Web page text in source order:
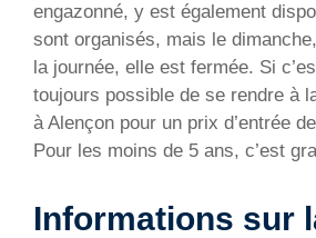
engazonné, y est également
sont organisés, mais le
la journée, elle est fermée. Si
toujours possible de se rendre à
à Alençon pour un prix d’entrée
Pour les moins de 5 ans, c’est
Informations sur